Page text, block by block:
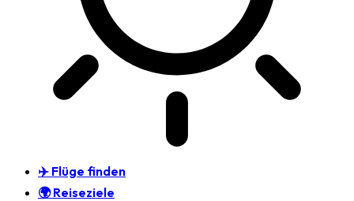
✈️ Flüge finden
🌍 Reiseziele